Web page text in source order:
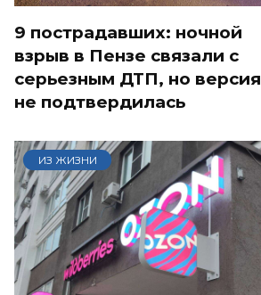
9 пострадавших: ночной
взрыв в Пензе связали с
серьезным ДТП, но версия
не подтвердилась
ИЗ ЖИЗНИ